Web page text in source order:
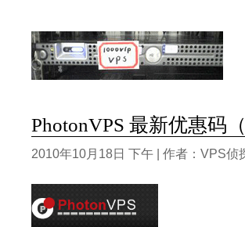
PhotonVPS 最新优惠码
2010年10月18日 下午 | 作者：VPS侦